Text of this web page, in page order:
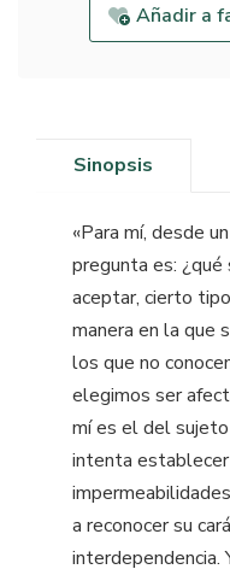
Añadir a
Sinopsis
«Para mí, desde
pregunta es: ¿qué
aceptar, cierto
manera en la que
los que no
elegimos ser
mí es el del
intenta
a reconocer su
interdependencia.